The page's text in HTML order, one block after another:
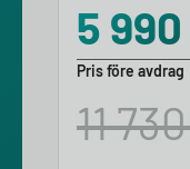
5 990
Pris före avdrag
11